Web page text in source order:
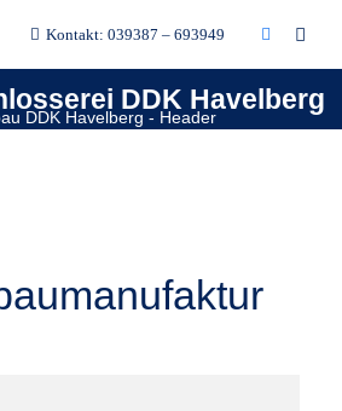
Kontakt: 039387 – 693949
DDK Havelberg